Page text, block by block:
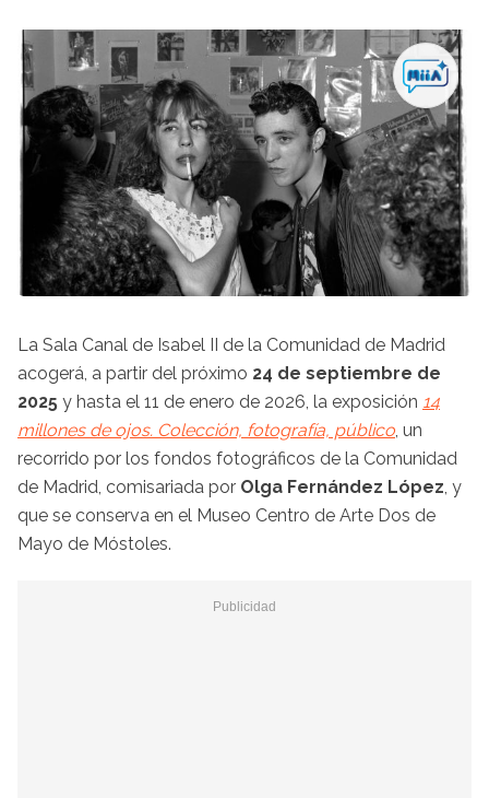
La Sala Canal de Isabel II de la Comunidad de Madrid
acogerá, a partir del próximo 24 de septiembre de
2025 y hasta el 11 de enero de 2026, la exposición 14
millones de ojos. Colección, fotografía, público, un
recorrido por los fondos fotográficos de la Comunidad
de Madrid, comisariada por Olga Fernández López, y
que se conserva en el Museo Centro de Arte Dos de
Mayo de Móstoles.